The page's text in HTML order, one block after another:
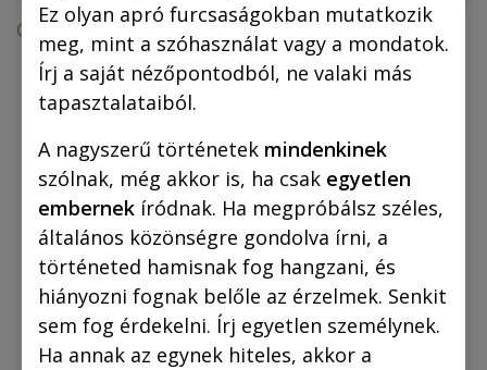
Összes termék
Vászonkép: „A” „Hobbs” 35x50 cm
Ez olyan apró furcsaságokban mutatkozik
meg, mint a szóhasználat vagy a mondatok.
Írj a saját nézőpontodból, ne valaki más
tapasztalataiból.
A nagyszerű történetek mindenkinek
szólnak, még akkor is, ha csak egyetlen
embernek íródnak. Ha megpróbálsz széles,
általános közönségre gondolva írni, a
történeted hamisnak fog hangzani, és
hiányozni fognak belőle az érzelmek. Senkit
sem fog érdekelni. Írj egyetlen személynek.
Ha annak az egynek hiteles, akkor a